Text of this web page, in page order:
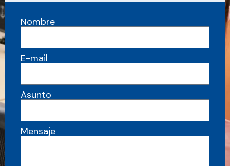
Nombre
E-mail
Asunto
Mensaje